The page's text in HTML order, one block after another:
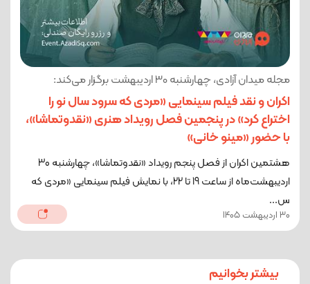
مجله میدان آزادی، چهارشنبه 30 اردیبهشت برگزار می‌کند:
اکران و نقد فیلم سینمایی «مردی که سرود سال نو را
اختراع کرد» در پنجمین فصل رویداد هنری «نقدوتماشا»،
با حضور «مینو خانی»
هشتمین اکران از فصل پنجم رویداد «نقدوتماشا»، چهارشنبه 30
اردیبهشت‌ماه از ساعت 19 تا 22، با نمایش فیلم سینمایی «مردی که
س...
30 اردیبهشت 1405
بیشتر بخوانیم